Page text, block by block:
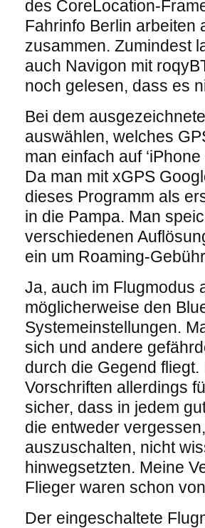
des CoreLocation-
Fahrinfo Berlin arbeiten
zusammen. Zumindest
auch Navigon mit
noch gelesen, dass es
Bei dem
auswählen, welches
man einfach auf
Da man mit xGPS
dieses Programm als
in die Pampa. Man
verschiedenen
ein um Roaming-
Ja, auch im Flugmodus
möglicherweise den
Systemeinstellungen.
sich und andere
durch die Gegend
Vorschriften allerdings
sicher, dass in jedem
die entweder
auszuschalten, nicht
hinwegsetzten. Meine
Flieger waren schon
Der eingeschaltete